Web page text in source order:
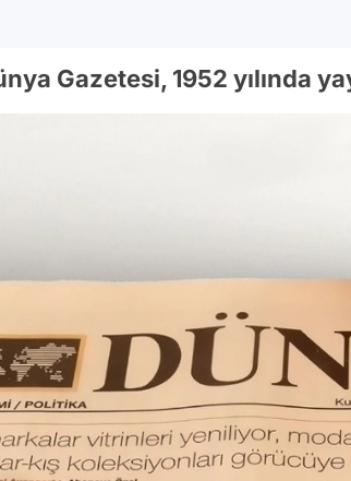
Gazetesi, 1952 yılında